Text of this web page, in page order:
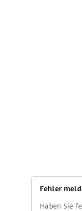
Fehler
Haben Sie